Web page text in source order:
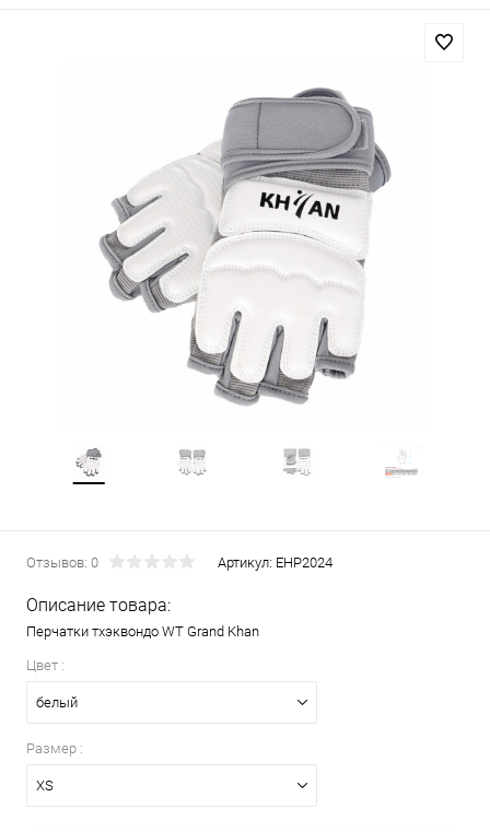
Отзывов: 0 Артикул: EHP2024
Описание товара:
Перчатки тхэквондо WT Grand Khan
Цвет :
белый
Размер :
XS